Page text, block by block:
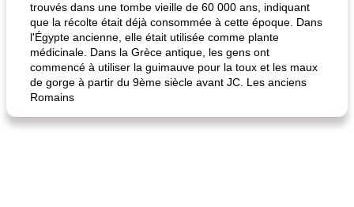
trouvés dans une tombe vieille de 60 000 ans, indiquant
que la récolte était déjà consommée à cette époque. Dans
l'Égypte ancienne, elle était utilisée comme plante
médicinale. Dans la Grèce antique, les gens ont
commencé à utiliser la guimauve pour la toux et les maux
de gorge à partir du 9ème siècle avant JC. Les anciens
Romains